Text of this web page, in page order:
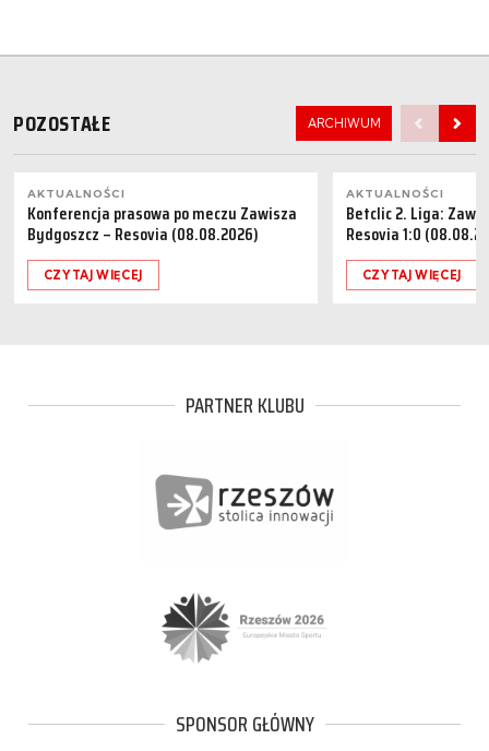
POZOSTAŁE ARCHIWUM
AKTUALNOŚCI
Konferencja prasowa po meczu Zawisza
Bydgoszcz – Resovia (08.08.2026)
CZYTAJ WIĘCEJ
AKTUALNOŚCI
Betclic 2. Liga:
Resovia 1:0
CZYTAJ WIĘCEJ
PARTNER KLUBU
SPONSOR GŁÓWNY